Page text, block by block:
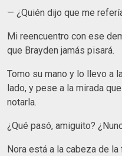
— ¿Quién dijo que me
Mi reencuentro con ese
que Brayden jamás pisará.
Tomo su mano y lo llevo a
lado, y pese a la mirada
notarla.
¿Qué pasó, amiguito?
Nora está a la cabeza de